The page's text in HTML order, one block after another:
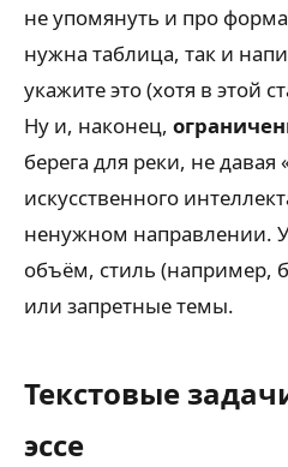
не упомянуть и про
нужна таблица, так и
укажите это (хотя в этой
Ну и, наконец,
берега для реки, не
искусственного
ненужном направлении.
объём, стиль (например,
или запретные темы.
Текстовые
эссе